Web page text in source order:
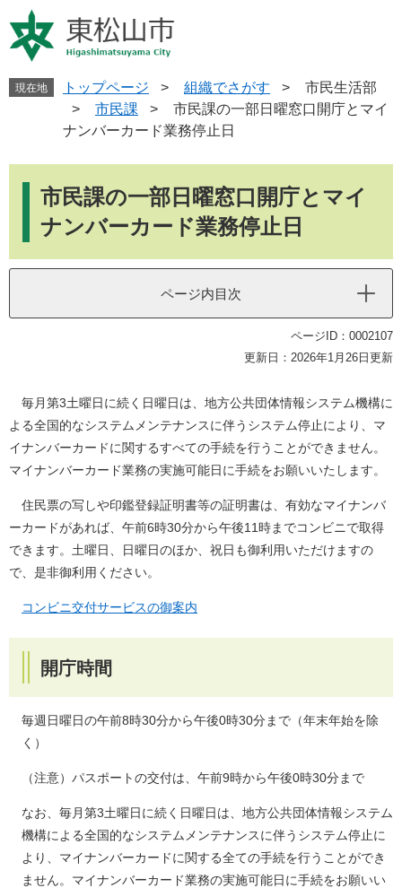
ー
ジ
ニ
ュ
現在地 トップページ > 組織でさがす >
市民生活部
>
市民課 >
市民課の一部日曜窓口開庁とマイ
ナンバーカード業務停止日
市民課の一部日曜窓口開庁とマイ
ナンバーカード業務停止日
ページ内目次
ページID：0002107
更新日：2026年1月26日更新
毎月第3土曜日に続く日曜日は、地方公共団体情報システム機構に
よる全国的なシステムメンテナンスに伴うシステム停止により、マ
イナンバーカードに関するすべての手続を行うことができません。
マイナンバーカード業務の実施可能日に手続をお願いいたします。
住民票の写しや印鑑登録証明書等の証明書は、有効なマイナンバ
ーカードがあれば、午前6時30分から午後11時までコンビニで取得
できます。土曜日、日曜日のほか、祝日も御利用いただけますの
で、是非御利用ください。
コンビニ交付サービスの御案内
開庁時間
毎週日曜日の午前8時30分から午後0時30分まで（年末年始を除
く）
（注意）パスポートの交付は、午前9時から午後0時30分まで
なお、毎月第3土曜日に続く日曜日は、地方公共団体情報システム
機構による全国的なシステムメンテナンスに伴うシステム停止に
より、マイナンバーカードに関する全ての手続を行うことができ
ません。マイナンバーカード業務の実施可能日に手続をお願いい